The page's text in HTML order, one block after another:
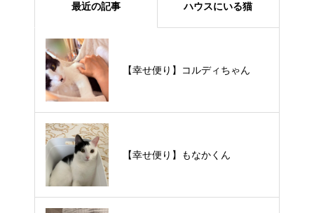
最近の記事 ハウスにいる猫
【幸せ便り】コルディちゃん
【幸せ便り】もなかくん
【里親様募集中】メメちゃん
【里親様募集中】スンスンちゃん